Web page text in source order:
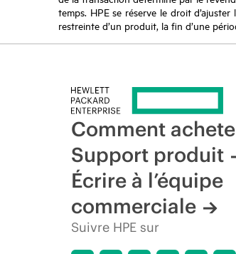
temps. HPE se réserve le droit
restreinte d’un produit, la fin d’une
Comment
Support produit
Écrire à l’équipe
commerciale
Suivre HPE sur